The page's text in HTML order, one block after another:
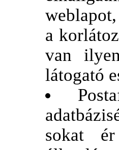
a
van
látogató
sokat